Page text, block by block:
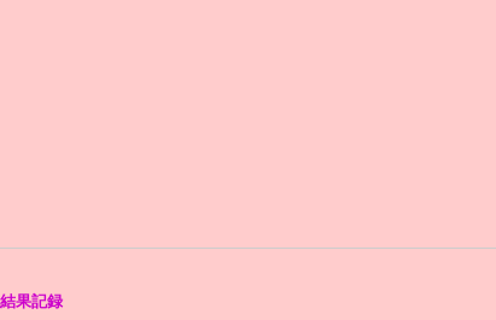
結果記録